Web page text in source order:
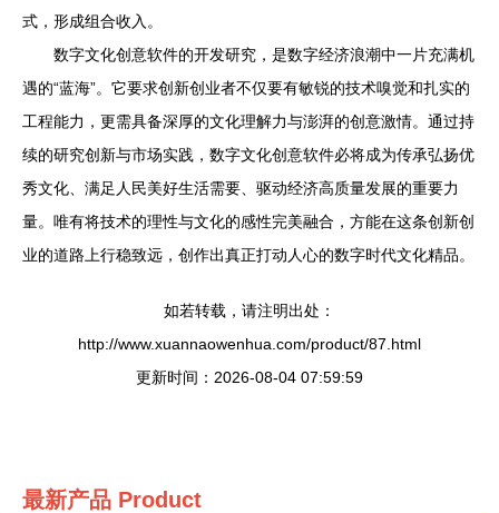
式，形成组合收入。
数字文化创意软件的开发研究，是数字经济浪潮中一片充满机
遇的“蓝海”。它要求创新创业者不仅要有敏锐的技术嗅觉和扎实的
工程能力，更需具备深厚的文化理解力与澎湃的创意激情。通过持
续的研究创新与市场实践，数字文化创意软件必将成为传承弘扬优
秀文化、满足人民美好生活需要、驱动经济高质量发展的重要力
量。唯有将技术的理性与文化的感性完美融合，方能在这条创新创
业的道路上行稳致远，创作出真正打动人心的数字时代文化精品。
如若转载，请注明出处：
http://www.xuannaowenhua.com/product/87.html
更新时间：2026-08-04 07:59:59
最新产品 Product